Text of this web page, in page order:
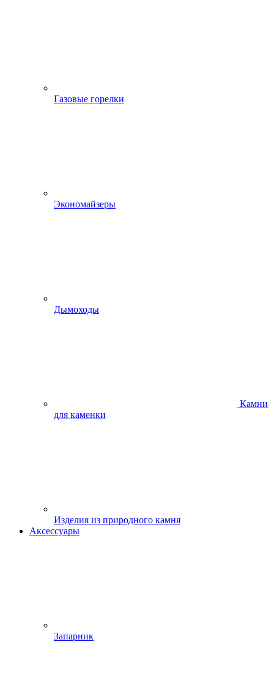
Газовые горелки
Экономайзеры
Дымоходы
Камни
для каменки
Изделия из природного камня
Аксессуары
Запарник